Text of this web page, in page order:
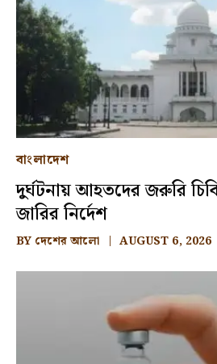
বাংলাদেশ
দুর্ঘটনায় আহতদের জরুরি
জারির নির্দেশ
BY দেশের আলো AUGUST 6, 2026